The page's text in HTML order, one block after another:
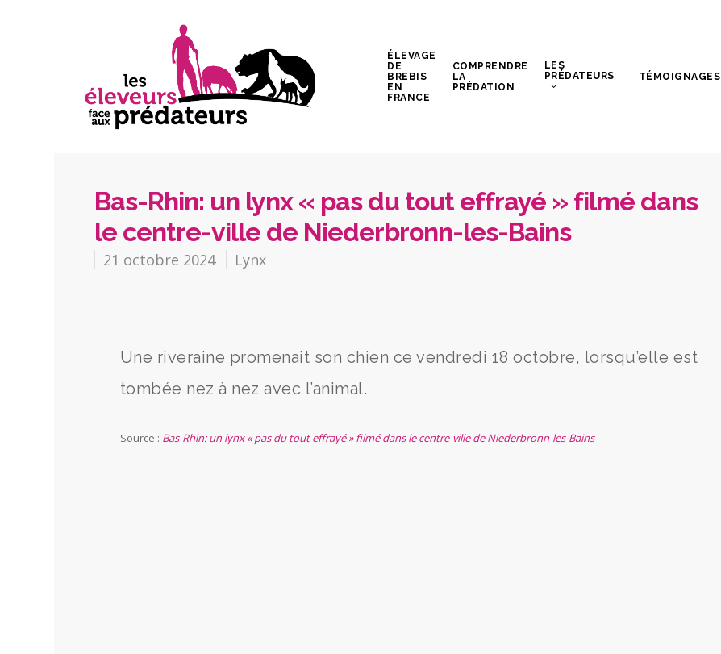
ÉLEVAGE
DE
BREBIS
EN
FRANCE
COMPRENDRE
LA
PRÉDATION
LES
PRÉDATEURS
TÉMOIGNAGES
Bas-Rhin: un lynx « pas du tout effrayé » filmé dans
le centre-ville de Niederbronn-les-Bains
21 octobre 2024 Lynx
Une riveraine promenait son chien ce vendredi 18 octobre, lorsqu’elle est
tombée nez à nez avec l’animal.
Source : Bas-Rhin: un lynx « pas du tout effrayé » filmé dans le centre-ville de Niederbronn-les-Bains